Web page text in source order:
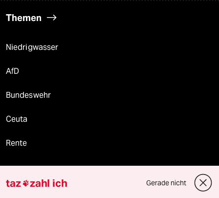
Themen
Niedrigwasser
AfD
Bundeswehr
Ceuta
Rente
Verlag
taz zahl ich Gerade nicht